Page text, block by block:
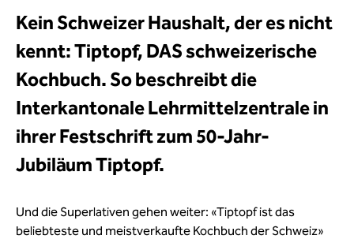
Kein Schweizer Haushalt, der es nicht
kennt: Tiptopf, DAS schweizerische
Kochbuch. So beschreibt die
Interkantonale Lehrmittelzentrale in
ihrer Festschrift zum 50-Jahr-
Jubiläum Tiptopf.
Und die Superlativen gehen weiter: «Tiptopf ist das
beliebteste und meistverkaufte Kochbuch der Schweiz»